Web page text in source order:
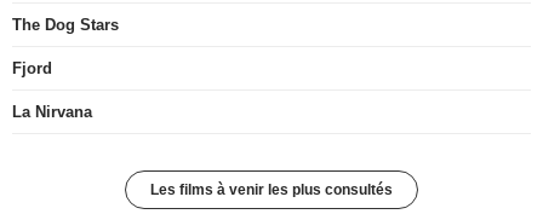
The Dog Stars
Fjord
La Nirvana
Les films à venir les plus consultés